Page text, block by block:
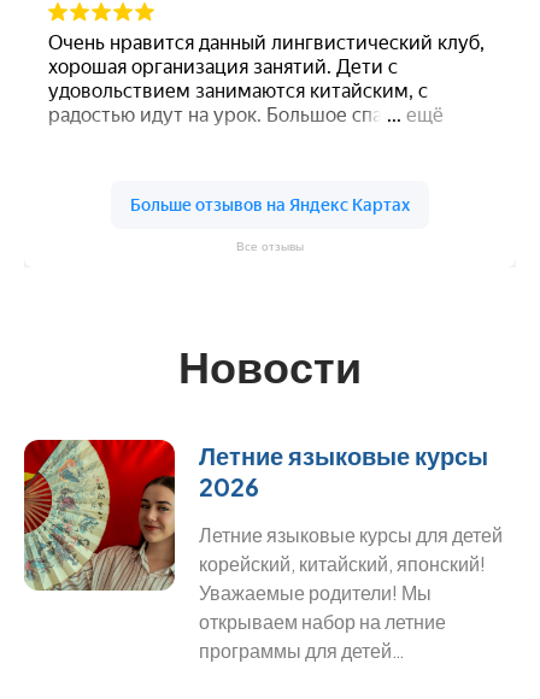
Все отзывы
Новости
Летние языковые курсы
2026
Летние языковые курсы для детей
корейский, китайский, японский!
Уважаемые родители! Мы
открываем набор на летние
программы для детей…